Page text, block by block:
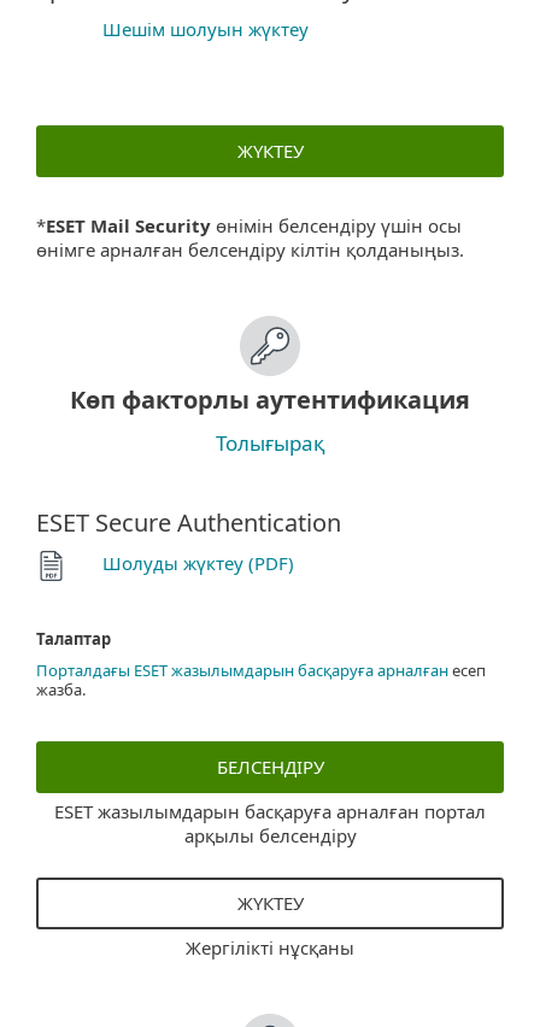
Шешім шолуын жүктеу
ЖҮКТЕУ
*ESET Mail Security өнімін белсендіру үшін осы
өнімге арналған белсендіру кілтін қолданыңыз.
Көп факторлы аутентификация
Толығырақ
ESET Secure Authentication
Шолуды жүктеу (PDF)
Талаптар
Порталдағы ESET жазылымдарын басқаруға арналғанесеп
жазба.
БЕЛСЕНДІРУ
ESET жазылымдарын басқаруға арналған портал
арқылы белсендіру
ЖҮКТЕУ
Жергілікті нұсқаны